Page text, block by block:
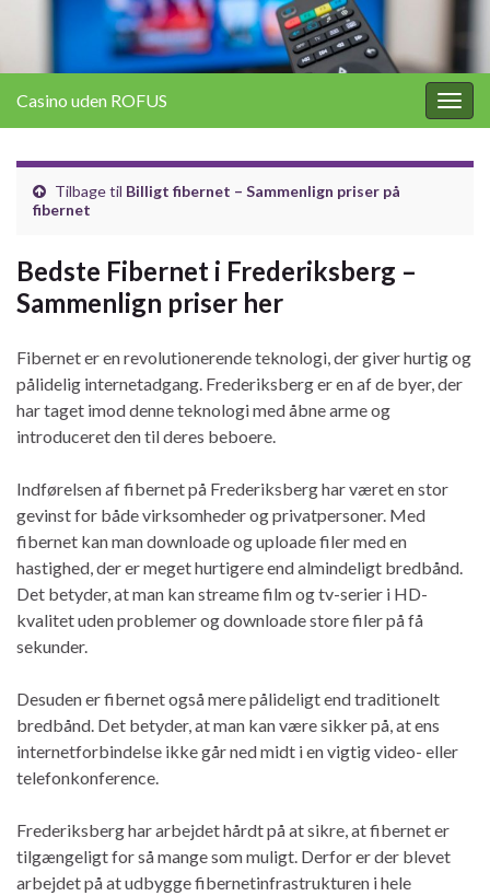
Casino uden ROFUS
Tilbage til Billigt fibernet – Sammenlign priser på
fibernet
Bedste Fibernet i Frederiksberg –
Sammenlign priser her
Fibernet er en revolutionerende teknologi, der giver hurtig og
pålidelig internetadgang. Frederiksberg er en af de byer, der
har taget imod denne teknologi med åbne arme og
introduceret den til deres beboere.
Indførelsen af fibernet på Frederiksberg har været en stor
gevinst for både virksomheder og privatpersoner. Med
fibernet kan man downloade og uploade filer med en
hastighed, der er meget hurtigere end almindeligt bredbånd.
Det betyder, at man kan streame film og tv-serier i HD-
kvalitet uden problemer og downloade store filer på få
sekunder.
Desuden er fibernet også mere pålideligt end traditionelt
bredbånd. Det betyder, at man kan være sikker på, at ens
internetforbindelse ikke går ned midt i en vigtig video- eller
telefonkonference.
Frederiksberg har arbejdet hårdt på at sikre, at fibernet er
tilgængeligt for så mange som muligt. Derfor er der blevet
arbejdet på at udbygge fibernetinfrastrukturen i hele